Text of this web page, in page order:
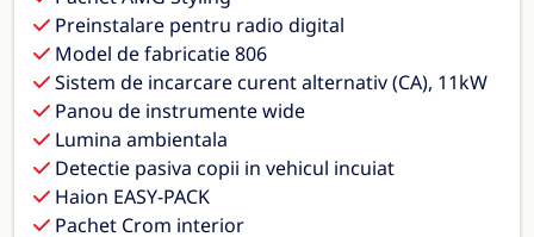
Preinstalare pentru radio digital
Model de fabricatie 806
Sistem de incarcare curent alternativ (CA), 11kW
Panou de instrumente wide
Lumina ambientala
Detectie pasiva copii in vehicul incuiat
Haion EASY-PACK
Pachet Crom interior